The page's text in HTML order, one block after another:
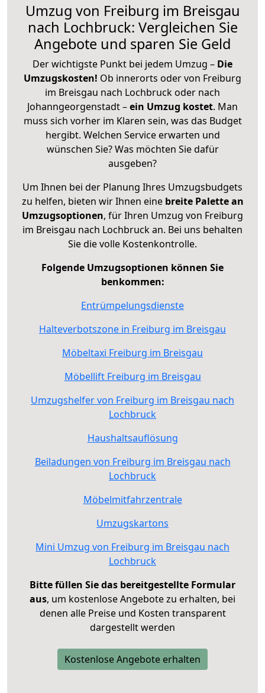
Umzug von Freiburg im Breisgau
nach Lochbruck: Vergleichen Sie
Angebote und sparen Sie Geld
Der wichtigste Punkt bei jedem Umzug – Die
Umzugskosten! Ob innerorts oder von Freiburg
im Breisgau nach Lochbruck oder nach
Johanngeorgenstadt –ein Umzug kostet. Man
muss sich vorher im Klaren sein, was das Budget
hergibt. Welchen Service erwarten und
wünschen Sie? Was möchten Sie dafür
ausgeben?
Um Ihnen bei der Planung Ihres Umzugsbudgets
zu helfen, bieten wir Ihnen eine breite Palette an
Umzugsoptionen, für Ihren Umzug von Freiburg
im Breisgau nach Lochbruck an. Bei uns behalten
Sie die volle Kostenkontrolle.
Folgende Umzugsoptionen können Sie
benkommen:
Entrümpelungsdienste
Halteverbotszone in Freiburg im Breisgau
Möbeltaxi Freiburg im Breisgau
Möbellift Freiburg im Breisgau
Umzugshelfer von Freiburg im Breisgau nach
Lochbruck
Haushaltsauflösung
Beiladungen von Freiburg im Breisgau nach
Lochbruck
Möbelmitfahrzentrale
Umzugskartons
Mini Umzug von Freiburg im Breisgau nach
Lochbruck
Bitte füllen Sie das bereitgestellte Formular
aus, um kostenlose Angebote zu erhalten, bei
denen alle Preise und Kosten transparent
dargestellt werden
Kostenlose Angebote erhalten